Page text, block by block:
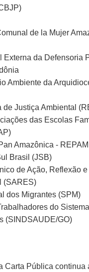
de la Mujer
Externa da Defensoria
Ambiente da
de Justiça Ambiental
das Escolas
Amazônica - REPAM
Brasil (JSB)
de Ação, Reflexão
(SARES)
dos Migrantes (SPM)
do
(SINDSAUDE/GO)
Carta Pública continua